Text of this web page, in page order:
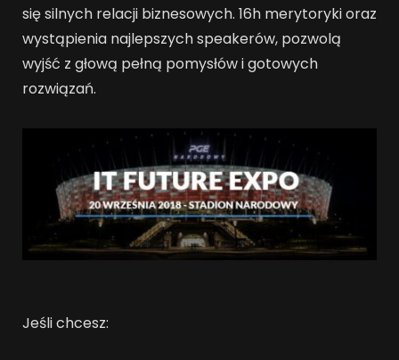
się silnych relacji biznesowych. 16h merytoryki oraz
wystąpienia najlepszych speakerów, pozwolą
wyjść z głową pełną pomysłów i gotowych
rozwiązań.
Jeśli chcesz: